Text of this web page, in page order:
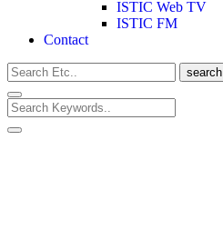
ISTIC Web TV
ISTIC FM
Contact
search